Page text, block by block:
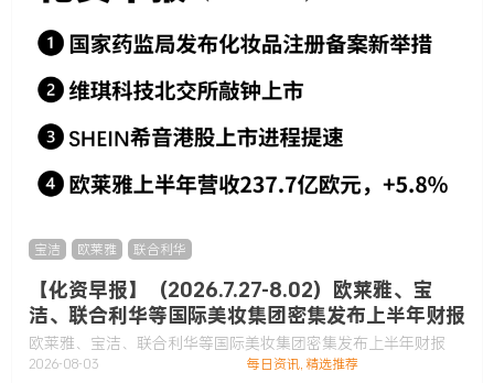
宝洁 欧莱雅 联合利华
【化资早报】（2026.7.27-8.02）欧莱雅、宝
洁、联合利华等国际美妆集团密集发布上半年财报
欧莱雅、宝洁、联合利华等国际美妆集团密集发布上半年财报
2026-08-03 每日资讯,精选推荐